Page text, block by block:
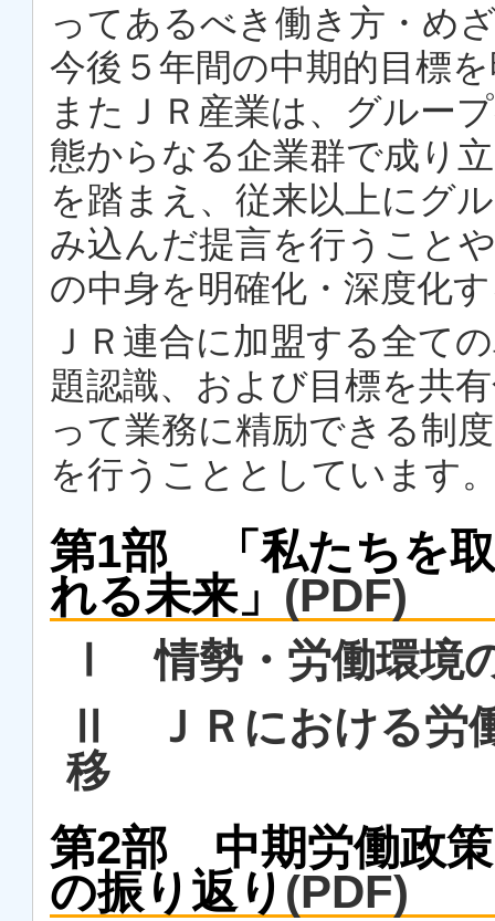
ってあるべき働き方・め
今後５年間の中期的目標
またＪＲ産業は、グルー
態からなる企業群で成り
を踏まえ、従来以上にグ
み込んだ提言を行うこと
の中身を明確化・深度化
ＪＲ連合に加盟する全て
題認識、および目標を共
って業務に精励できる制
を行うこととしています
第1部 「私たちを
れる未来」 (PDF)
Ⅰ 情勢・労働環境
Ⅱ ＪＲにおける労
移
第2部 中期労働政策
の振り返り (PDF)